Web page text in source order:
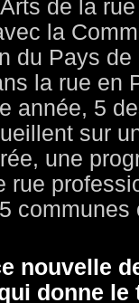
de la
la
du Pays
la rue en
année, 5
sur
une
rue
communes
nouvelle
donne le